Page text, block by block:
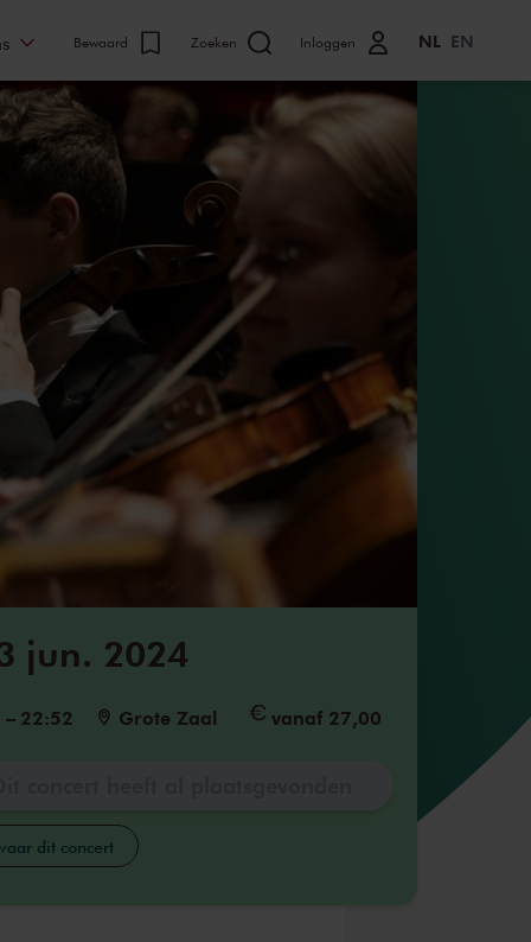
Bewaard Zoeken Inloggen NL EN
jun. 2024
– 22:52 Grote Zaal vanaf 27,00
dit concert